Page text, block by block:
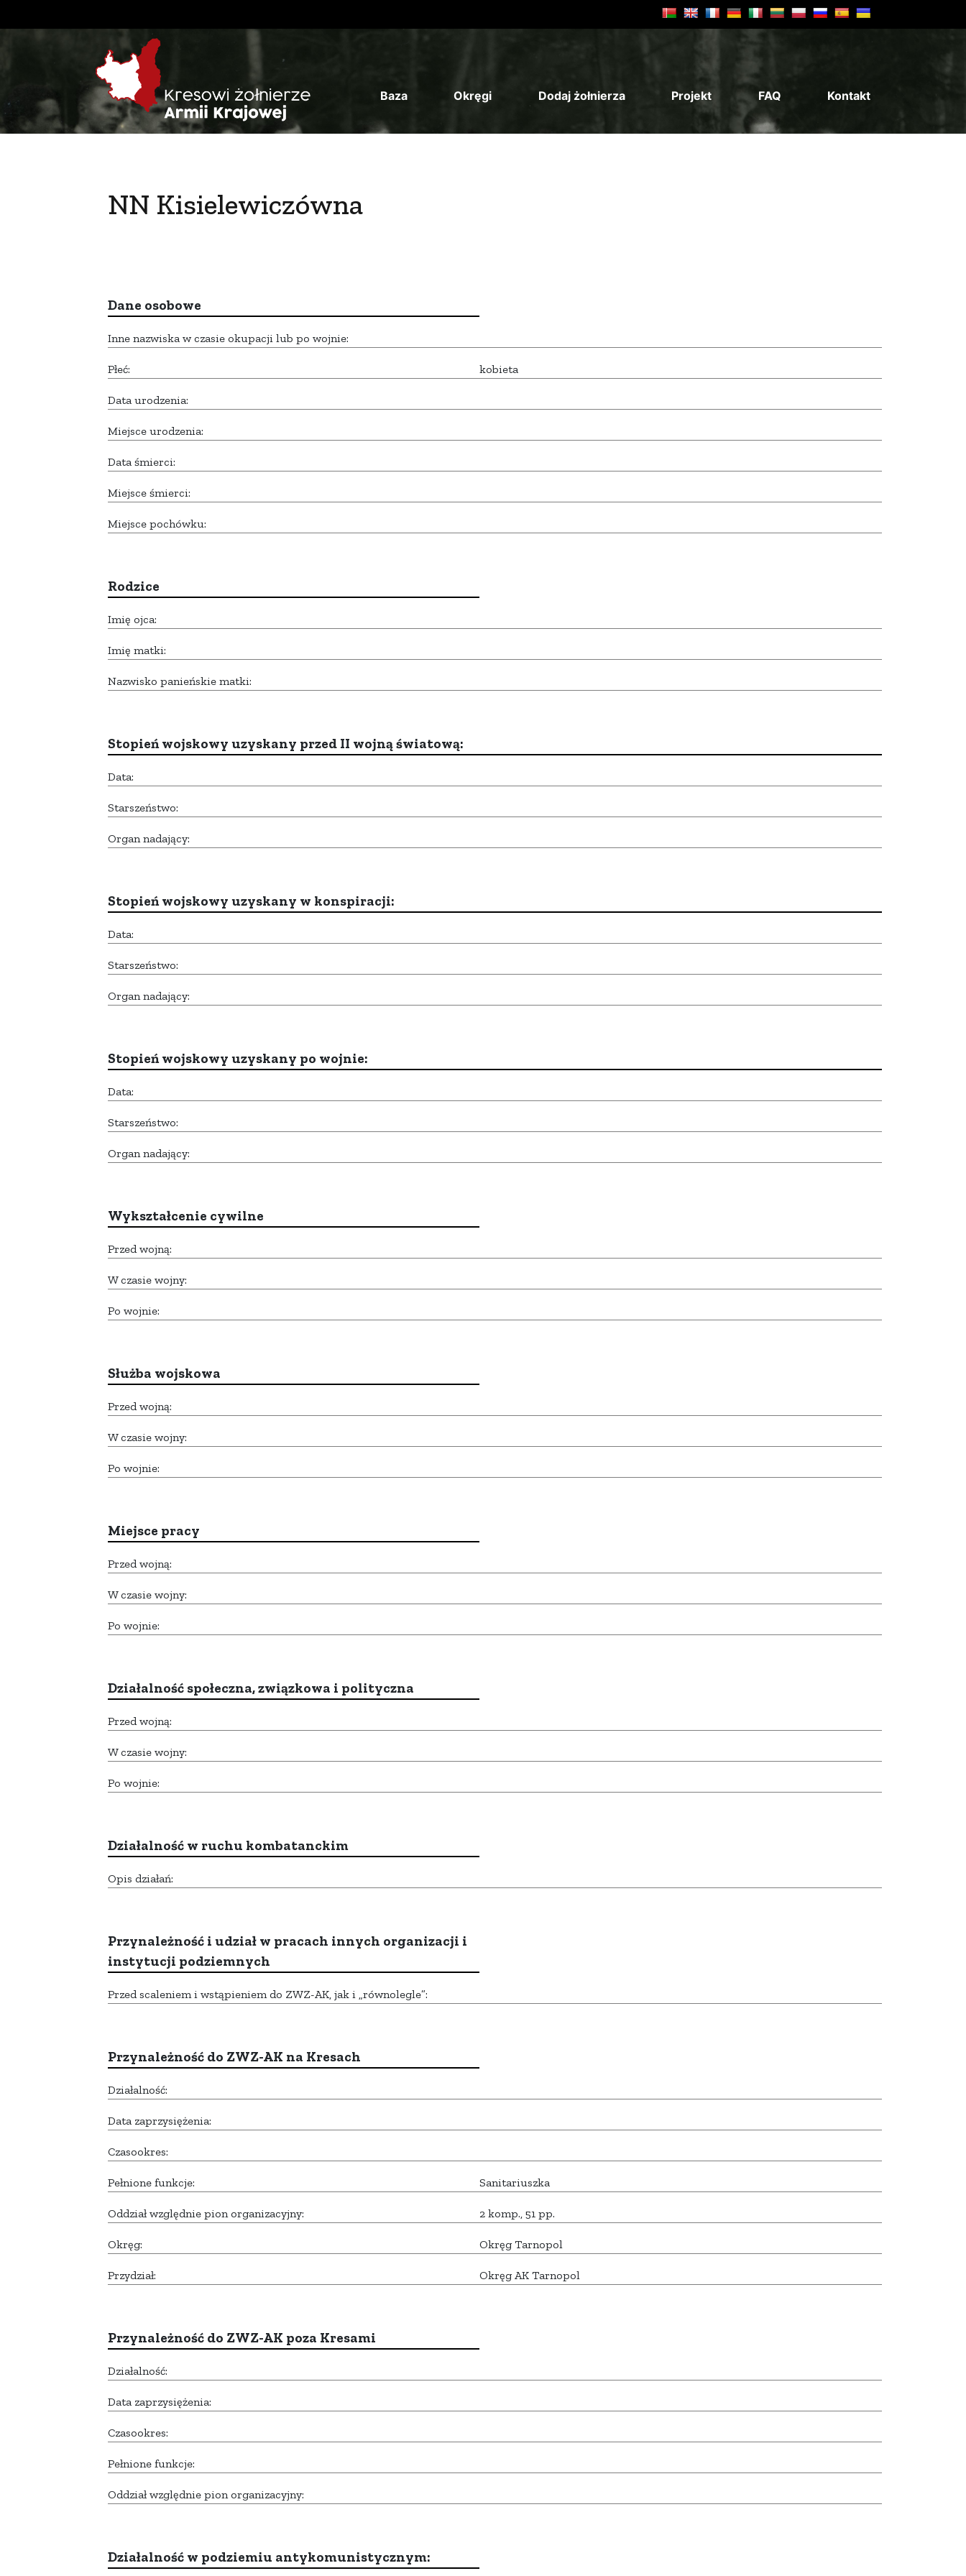
Baza Okręgi Dodaj żołnierza Projekt FAQ Kontakt
NN Kisielewiczówna
Dane osobowe
Inne nazwiska w czasie okupacji lub po wojnie:
Płeć: kobieta
Data urodzenia:
Miejsce urodzenia:
Data śmierci:
Miejsce śmierci:
Miejsce pochówku:
Rodzice
Imię ojca:
Imię matki:
Nazwisko panieńskie matki:
Stopień wojskowy uzyskany przed II wojną światową:
Data:
Starszeństwo:
Organ nadający:
Stopień wojskowy uzyskany w konspiracji:
Data:
Starszeństwo:
Organ nadający:
Stopień wojskowy uzyskany po wojnie:
Data:
Starszeństwo:
Organ nadający:
Wykształcenie cywilne
Przed wojną:
W czasie wojny:
Po wojnie:
Służba wojskowa
Przed wojną:
W czasie wojny:
Po wojnie:
Miejsce pracy
Przed wojną:
W czasie wojny:
Po wojnie:
Działalność społeczna, związkowa i polityczna
Przed wojną:
W czasie wojny:
Po wojnie:
Działalność w ruchu kombatanckim
Opis działań:
Przynależność i udział w pracach innych organizacji i
instytucji podziemnych
Przed scaleniem i wstąpieniem do ZWZ-AK, jak i „równolegle”:
Przynależność do ZWZ-AK na Kresach
Działalność:
Data zaprzysiężenia:
Czasookres:
Pełnione funkcje: Sanitariuszka
Oddział względnie pion organizacyjny: 2 komp., 51 pp.
Okręg: Okręg Tarnopol
Przydział: Okręg AK Tarnopol
Przynależność do ZWZ-AK poza Kresami
Działalność:
Data zaprzysiężenia:
Czasookres:
Pełnione funkcje:
Oddział względnie pion organizacyjny:
Działalność w podziemiu antykomunistycznym: